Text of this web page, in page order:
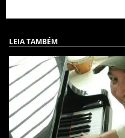
LEIA TAMBÉM